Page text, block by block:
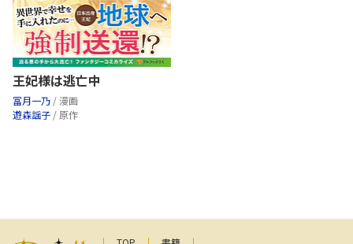
王妃様は逃亡中
冨月一乃 / 漫画
遊森謡子 / 原作